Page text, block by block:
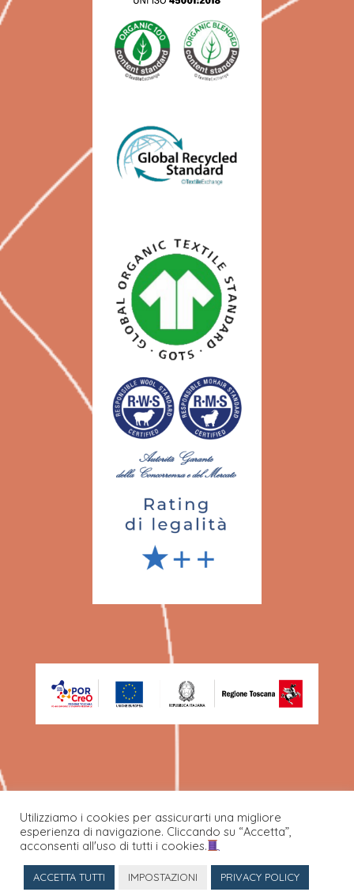
©Ecafil Best SPA 2022.
Utilizziamo i cookies per assicurarti una migliore
esperienza di navigazione. Cliccando su “Accetta”,
acconsenti all'uso di tutti i cookies.
ACCETTA TUTTI IMPOSTAZIONI PRIVACY POLICY